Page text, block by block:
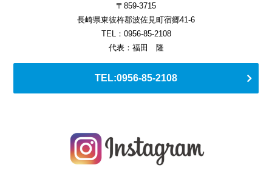
〒859-3715
長崎県東彼杵郡波佐見町宿郷41-6
TEL：0956-85-2108
代表：福田 隆
TEL:0956-85-2108